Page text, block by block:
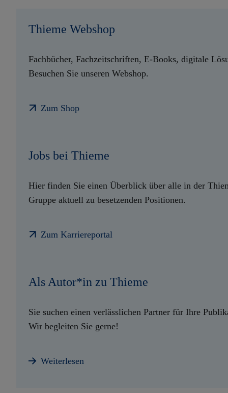
Thieme Webshop
Fachbücher, Fachzeitschriften, E-Books, digitale
Besuchen Sie unseren Webshop.
Zum Shop
Jobs bei Thieme
Hier finden Sie einen Überblick über alle in der
Gruppe aktuell zu besetzenden Positionen.
Zum Karriereportal
Als Autor*in zu Thieme
Sie suchen einen verlässlichen Partner für Ihre
Wir begleiten Sie gerne!
Weiterlesen